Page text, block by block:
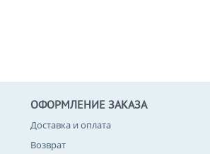
ОФОРМЛЕНИЕ ЗАКАЗА
Доставка и оплата
Возврат